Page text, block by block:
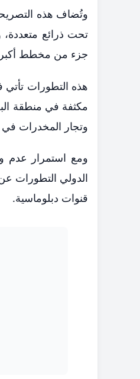
وتُضاف هذه
تحت ذرائع
جزء من مخطط أكبر
هذه التطورات
مكثفة في منطقة
وتجار المخدرات
ومع استمرار عدم
الدولي التطورات
قنوات دبلوماسية.